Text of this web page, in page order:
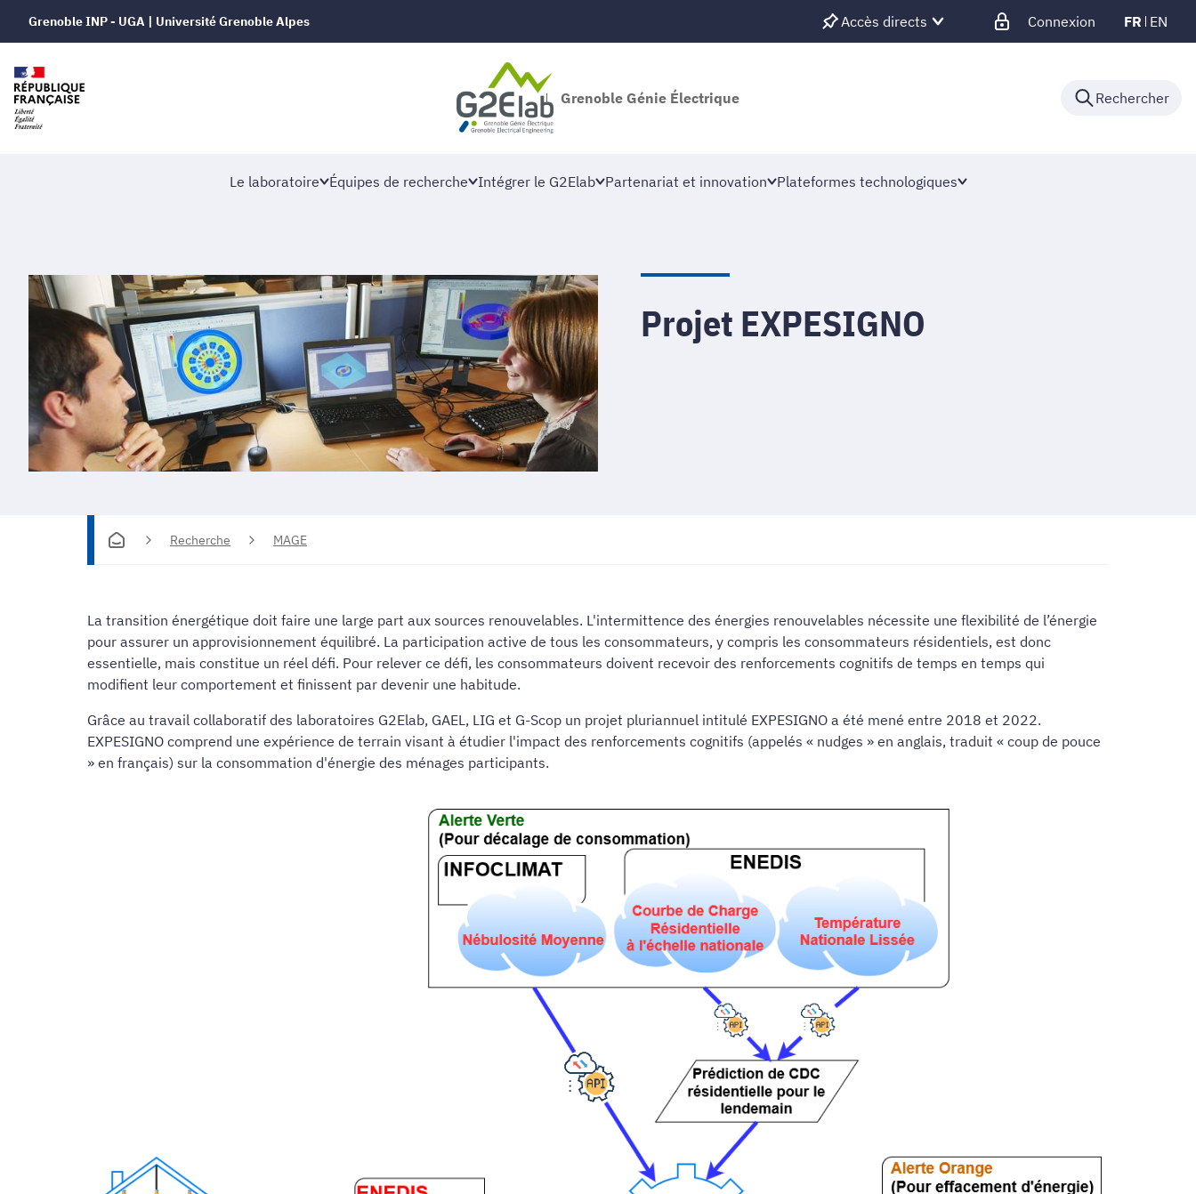
Grenoble INP - UGA | Université Grenoble Alpes Accès directs Connexion FR EN
Grenoble Génie Électrique Rechercher
Le laboratoire Équipes de recherche Intégrer le G2Elab Partenariat et innovation Plateformes technologiques
Projet EXPESIGNO
Recherche MAGE
La transition énergétique doit faire une large part aux sources renouvelables. L'intermittence des énergies renouvelables nécessite une flexibilité de l’énergie
pour assurer un approvisionnement équilibré. La participation active de tous les consommateurs, y compris les consommateurs résidentiels, est donc
essentielle, mais constitue un réel défi. Pour relever ce défi, les consommateurs doivent recevoir des renforcements cognitifs de temps en temps qui
modifient leur comportement et finissent par devenir une habitude.
Grâce au travail collaboratif des laboratoires G2Elab, GAEL, LIG et G-Scop un projet pluriannuel intitulé EXPESIGNO a été mené entre 2018 et 2022.
EXPESIGNO comprend une expérience de terrain visant à étudier l'impact des renforcements cognitifs (appelés « nudges » en anglais, traduit « coup de pouce
» en français) sur la consommation d'énergie des ménages participants.